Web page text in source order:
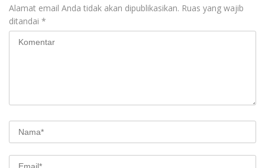
Alamat email Anda tidak akan dipublikasikan. Ruas yang wajib
ditandai *